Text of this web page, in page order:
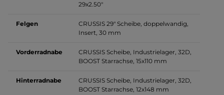
29x2.50"
Felgen
CRUSSIS 29" Scheibe, doppelwandig,
Insert, 30 mm
Vorderradnabe
CRUSSIS Scheibe, Industrielager, 32D,
BOOST Starrachse, 15x110 mm
Hinterradnabe
CRUSSIS Scheibe, Industrielager, 32D,
BOOST Starrachse, 12x148 mm